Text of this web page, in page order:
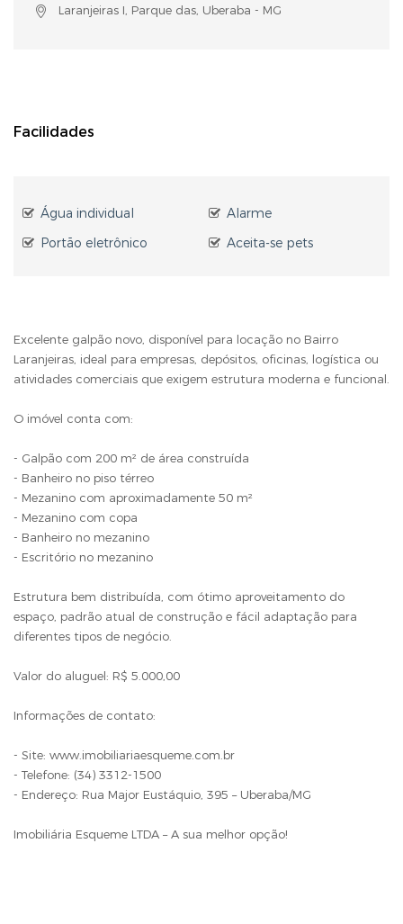
Laranjeiras I, Parque das, Uberaba - MG
Facilidades
Água individual
Alarme
Portão eletrônico
Aceita-se pets
Excelente galpão novo, disponível para locação no Bairro
Laranjeiras, ideal para empresas, depósitos, oficinas, logística ou
atividades comerciais que exigem estrutura moderna e funcional.
O imóvel conta com:
- Galpão com 200 m² de área construída
- Banheiro no piso térreo
- Mezanino com aproximadamente 50 m²
- Mezanino com copa
- Banheiro no mezanino
- Escritório no mezanino
Estrutura bem distribuída, com ótimo aproveitamento do
espaço, padrão atual de construção e fácil adaptação para
diferentes tipos de negócio.
Valor do aluguel: R$ 5.000,00
Informações de contato:
- Site: www.imobiliariaesqueme.com.br
- Telefone: (34) 3312-1500
- Endereço: Rua Major Eustáquio, 395 – Uberaba/MG
Imobiliária Esqueme LTDA – A sua melhor opção!